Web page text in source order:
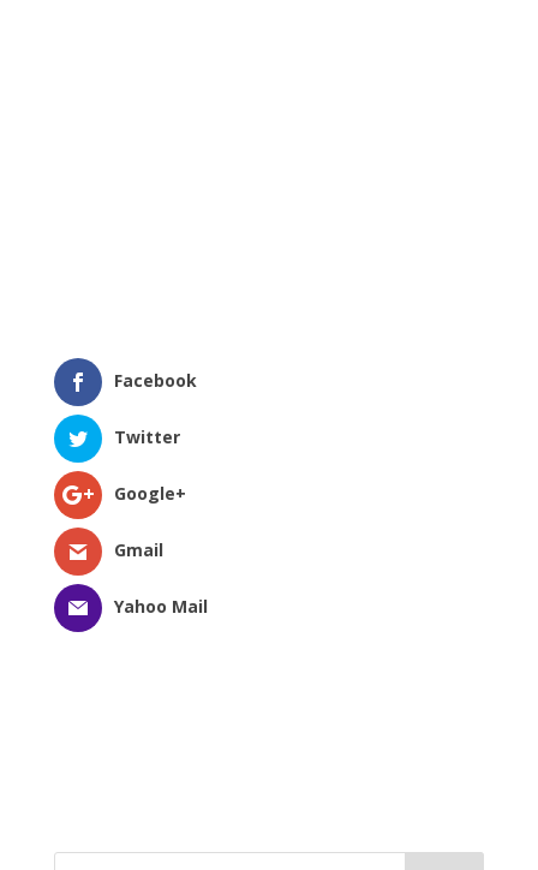
Facebook
Twitter
Google+
Gmail
Yahoo Mail